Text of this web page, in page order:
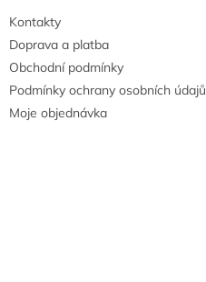
Kontakty
Doprava a platba
Obchodní podmínky
Podmínky ochrany osobních údajů
Moje objednávka